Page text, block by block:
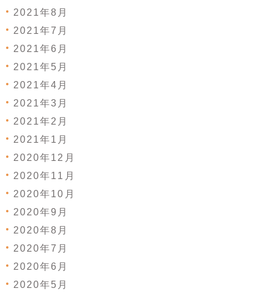
2021年8月
2021年7月
2021年6月
2021年5月
2021年4月
2021年3月
2021年2月
2021年1月
2020年12月
2020年11月
2020年10月
2020年9月
2020年8月
2020年7月
2020年6月
2020年5月